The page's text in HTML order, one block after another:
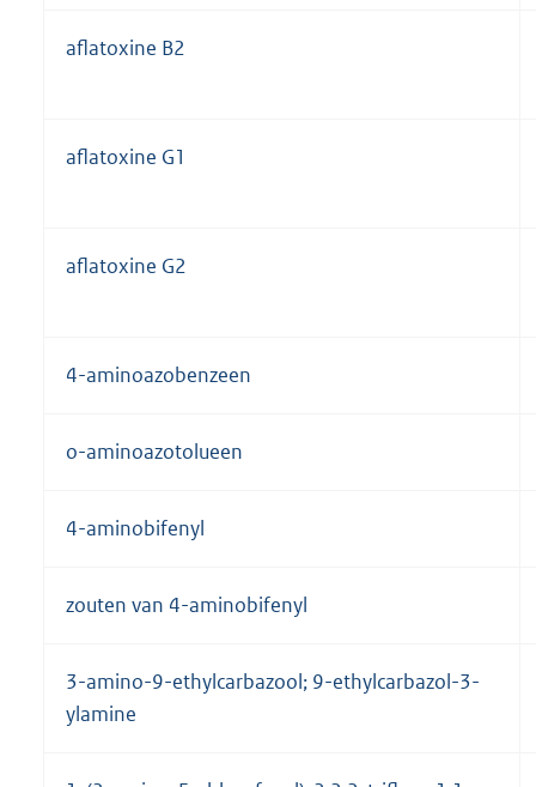
aflatoxine B2
aflatoxine G1
aflatoxine G2
4-aminoazobenzeen
o-aminoazotolueen
4-aminobifenyl
zouten van 4-aminobifenyl
3-amino-9-ethylcarbazool; 9-ethylcarbazol-3-
ylamine